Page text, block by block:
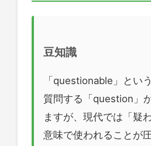
豆知識
「questionable」とい
質問する「question」
ますが、現代では「疑
意味で使われることが